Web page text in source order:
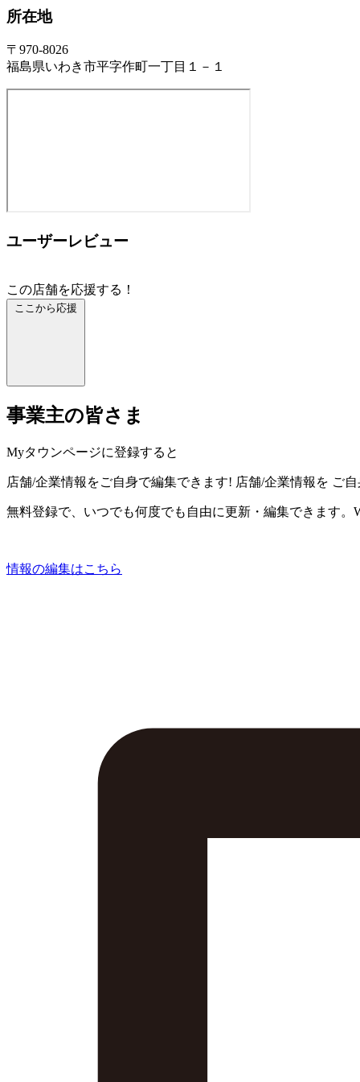
所在地
〒970-8026
福島県いわき市平字作町一丁目１－１
ユーザーレビュー
この店舗を応援する！
ここから応援
事業主の皆さま
Myタウンページに登録すると
店舗/企業情報をご自身で編集できます! 店舗/企業情報を ご
無料登録で、いつでも何度でも自由に更新・編集できます。
情報の編集はこちら